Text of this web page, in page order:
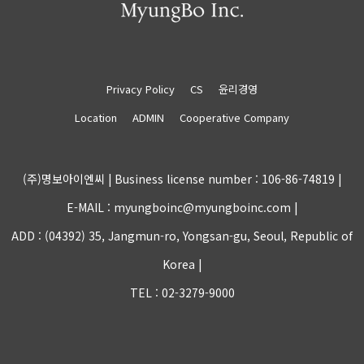
Privacy Policy CS
윤리경영
Location
ADMIN Cooperative Company
(주)명보아이엔씨 | Business license number : 106-86-74819 |
E-MAIL : myungboinc@myungboinc.com |
ADD : (04392) 35, Jangmun-ro, Yongsan-gu, Seoul, Republic of
Korea |
TEL : 02-3279-9000